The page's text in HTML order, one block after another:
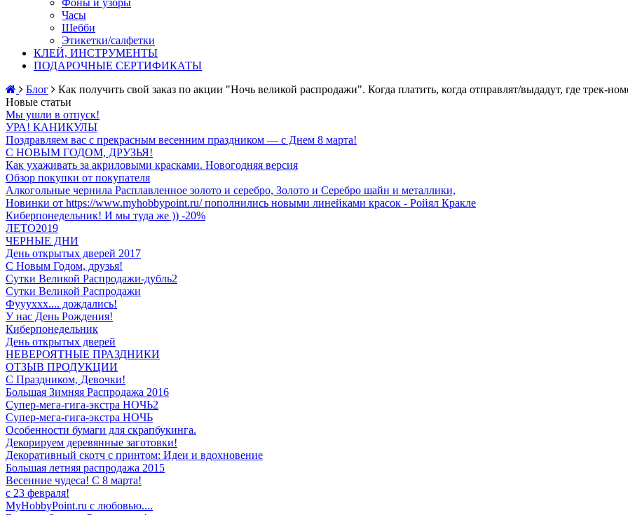
Фоны и узоры
Часы
Шебби
Этикетки/салфетки
КЛЕЙ, ИНСТРУМЕНТЫ
ПОДАРОЧНЫЕ СЕРТИФИКАТЫ
Блог
Как получить свой заказ по акции "Ночь великой распродажи". Когда платить, когда отправлят/выдадут, где трек-
Новые статьи
Мы ушли в отпуск!
УРА! КАНИКУЛЫ
Поздравляем вас с прекрасным весенним праздником — с Днем 8 марта!
С НОВЫМ ГОДОМ, ДРУЗЬЯ!
Как ухаживать за акриловыми красками. Новогодняя версия
Обзор покупки от покупателя
Алкогольные чернила Расплавленное золото и серебро, Золото и Серебро шайн и металлики,
Новинки от https://www.myhobbypoint.ru/ пополнились новыми линейками красок - Ройял Кракле
Киберпонедельник! И мы туда же )) -20%
ЛЕТО2019
ЧЕРНЫЕ ДНИ
День открытых дверей 2017
С Новым Годом, друзья!
Сутки Великой Распродажи-дубль2
Сутки Великой Распродажи
Фуууххх.... дождались!
У нас День Рождения!
Киберпонедельник
День открытых дверей
НЕВЕРОЯТНЫЕ ПРАЗДНИКИ
ОТЗЫВ ПРОДУКЦИИ
C Праздником, Девочки!
Большая Зимняя Распродажа 2016
Супер-мега-гига-экстра НОЧЬ2
Супер-мега-гига-экстра НОЧЬ
Особенности бумаги для скрапбукинга.
Декорируем деревянные заготовки!
Декоративный скотч с принтом: Идеи и вдохновение
Большая летняя распродажа 2015
Весенние чудеса! С 8 марта!
с 23 февраля!
MyHobbyPoint.ru с любовью....